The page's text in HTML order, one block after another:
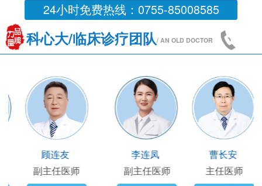
24小时免费热线：0755-85008585
科心大/临床诊疗团队/ AN OLD DOCTOR
主任医师
临床部主任
副主任医师